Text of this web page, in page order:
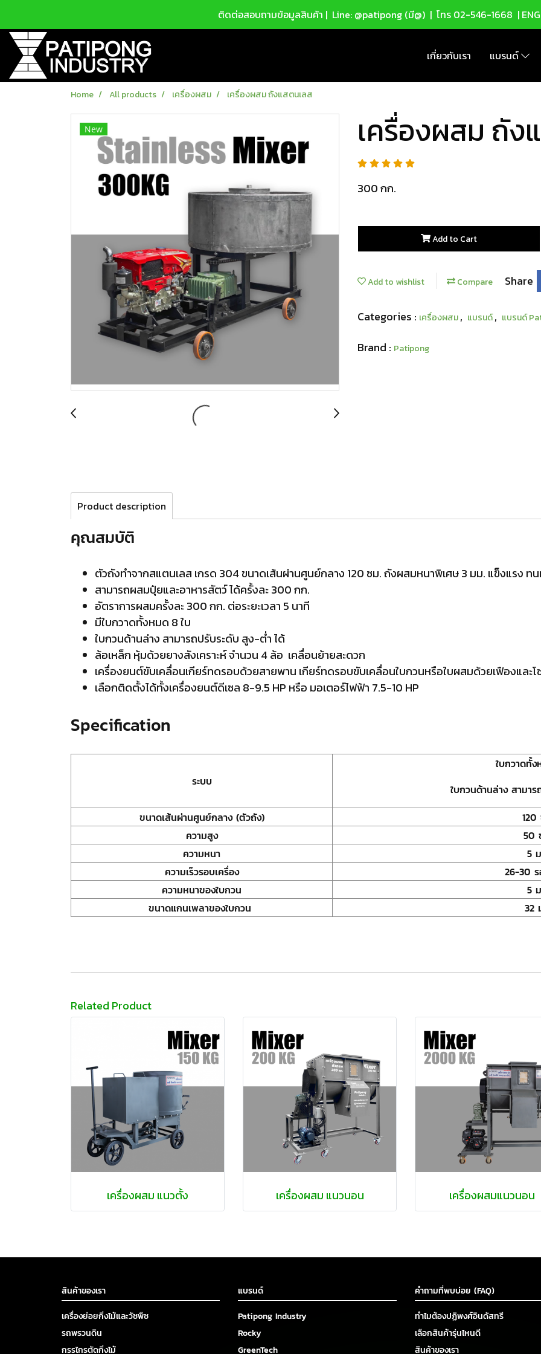
ติดต่อสอบถามข้อมูลสินค้า | Line: @patipong (มี@) | โทร 02-546-1668 |
เกี่ยวกับเรา แบรนด์
Home All products เครื่องผสม เครื่องผสม ถังแสตนเลส
New เครื่องผสม ถัง
300 กก.
Add to Cart
Add to wishlist Compare Share
Categories : เครื่องผสม, แบรนด์, แบรนด์
Brand : Patipong
Product description
คุณสมบัติ
ตัวถังทำจากสแตนเลส เกรด 304 ขนาดเส้นผ่านศูนย์กลาง 120 ซม. ถังผสมหนาพิเศษ 3 มม. แข็งแรง ท
สามารถผสมปุ๋ยและอาหารสัตว์ ได้ครั้งละ 300 กก.
อัตราการผสมครั้งละ 300 กก. ต่อระยะเวลา 5 นาที
มีใบกวาดทั้งหมด 8 ใบ
ใบกวนด้านล่าง สามารถปรับระดับ สูง-ต่ำ ได้
ล้อเหล็ก หุ้มด้วยยางสังเคราะห์ จำนวน 4 ล้อ เคลื่อนย้ายสะดวก
เครื่องยนต์ขับเคลื่อนเกียร์ทดรอบด้วยสายพาน เกียร์ทดรอบขับเคลื่อนใบกวนหรือใบผสมด้วยเฟืองและโ
เลือกติดตั้งได้ทั้งเครื่องยนต์ดีเซล 8-9.5 HP หรือ มอเตอร์ไฟฟ้า 7.5-10 HP
Specification
ระบบ
ใบกวาดทั้
ใบกวนด้านล่าง สามา
ขนาดเส้นผ่านศูนย์กลาง (ตัวถัง)
120
ความสูง
50
ความหนา
5
ความเร็วรอบเครื่อง
26-30
ความหนาของใบกวน
5
ขนาดแกนเพลาของใบกวน
32
Related Product
เครื่องผสม แนวตั้ง เครื่องผสม แนวนอน เครื่องผสมแนวนอน
สินค้าของเรา
เครื่องย่อยกิ่งไม้และวัชพืช
รถพรวนดิน
กรรไกรตัดกิ่งไม้
แบรนด์
Patipong Industry
Rocky
GreenTech
คำถามที่พบบ่อย (FAQ)
ทำไมต้องปฏิพงศ์อินดัสทรี
เลือกสินค้ารุ่นไหนดี
สินค้าของเรา